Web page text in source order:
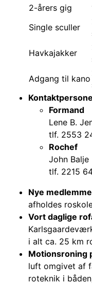
2-årers gig
Single sculler
Havkajakker
Adgang til kano
Formand
Lene B.
tlf. 2553
Rochef
John Balje
tlf. 2215
Nye
afholdes
Vort daglige
i alt ca. 25 km
Motionsroning
luft omgivet af
roteknik i